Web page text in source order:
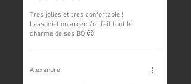
Très jolies et très confortable !
L'association argent/or fait tout le
charme de ses BO 😍
Alexandre